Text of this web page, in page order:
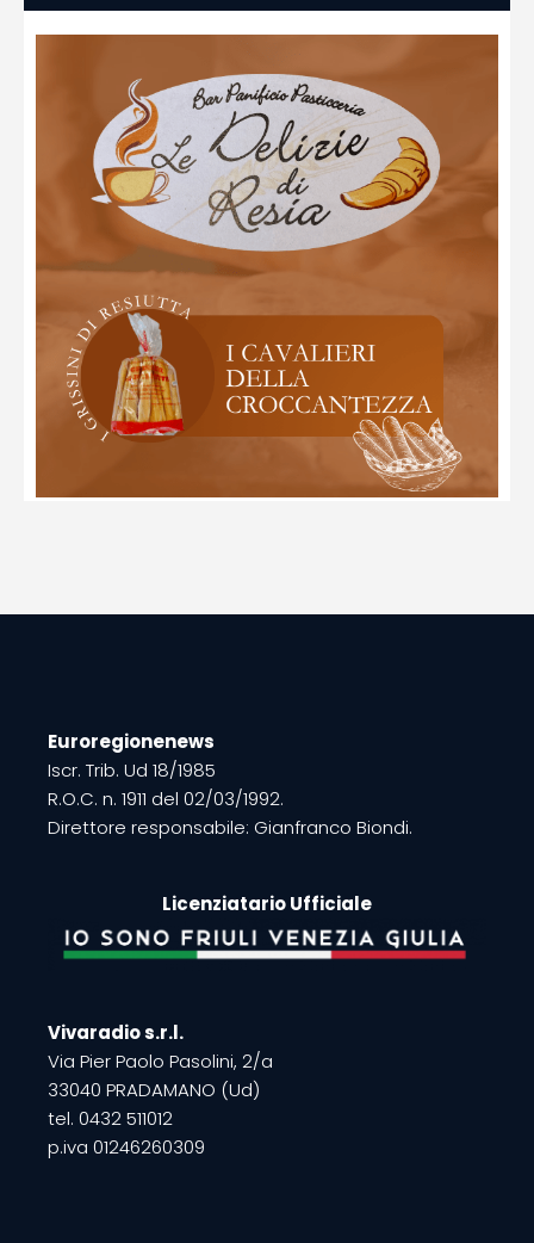
Euroregionenews
Iscr. Trib. Ud 18/1985
R.O.C. n. 1911 del 02/03/1992.
Direttore responsabile: Gianfranco Biondi.
Licenziatario Ufficiale
Vivaradio s.r.l.
Via Pier Paolo Pasolini, 2/a
33040 PRADAMANO (Ud)
tel. 0432 511012
p.iva 01246260309